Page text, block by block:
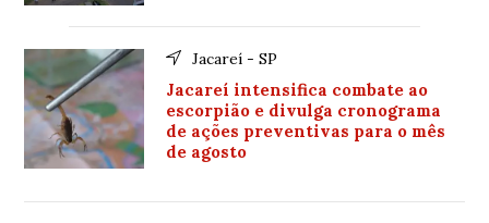
Jacareí - SP
Jacareí intensifica combate ao
escorpião e divulga cronograma
de ações preventivas para o mês
de agosto